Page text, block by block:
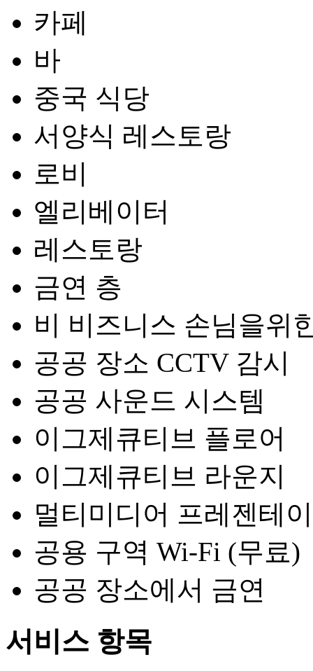
카페
바
중국 식당
서양식 레스토랑
로비
엘리베이터
레스토랑
금연 층
비 비즈니스 손님을위
공공 장소 CCTV 감시
공공 사운드 시스템
이그제큐티브 플로어
이그제큐티브 라운지
멀티미디어 프레젠테
공용 구역 Wi-Fi (무료)
공공 장소에서 금연
서비스 항목